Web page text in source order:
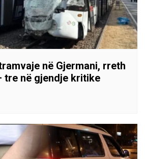
në Gjermani, rreth
tre në gjendje kritike